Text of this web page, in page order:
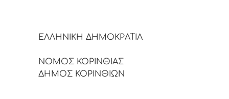
ΕΛΛΗΝΙΚΗ
ΝΟΜΟΣ ΚΟΡΙΝΘΙΑΣ
ΔΗΜΟΣ ΚΟΡΙΝΘΙΩΝ